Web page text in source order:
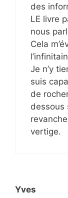
des
LE livre
nous
Cela
Je n’y
suis
de
dessous
vertige.
Yves